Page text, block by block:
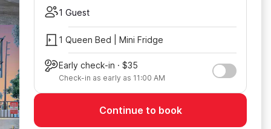
1 Guest
1 Queen Bed | Mini Fridge
Early check-in · $35
Check-in as early as 11:00 AM
Continue to book